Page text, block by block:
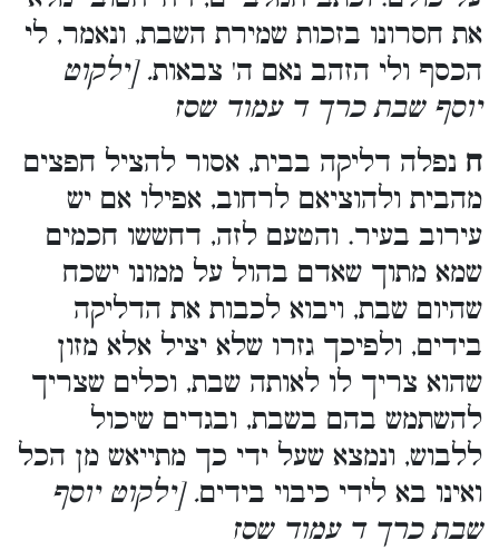
את חסרונו בזכות שמירת השבת, ונאמר, לי
הכסף ולי הזהב נאם ה' צבאות. [ילקוט
יוסף שבת כרך ד עמוד שסז
ח נפלה דליקה בבית, אסור להציל חפצים
מהבית ולהוציאם לרחוב, אפילו אם יש
עירוב בעיר. והטעם לזה, דחששו חכמים
שמא מתוך שאדם בהול על ממונו ישכח
שהיום שבת, ויבוא לכבות את הדליקה
בידים, ולפיכך גזרו שלא יציל אלא מזון
שהוא צריך לו לאותה שבת, וכלים שצריך
להשתמש בהם בשבת, ובגדים שיכול
ללבוש, ונמצא שעל ידי כך מתייאש מן הכל
ואינו בא לידי כיבוי בידים. [ילקוט יוסף
שבת כרך ד עמוד שסז